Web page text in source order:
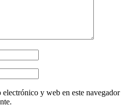
y web en este navegador